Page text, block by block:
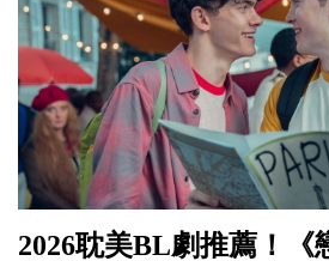
2026耽美BL劇推薦！《